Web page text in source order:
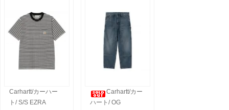
Carhartt/カーハー
ト/ S/S EZRA
Carhartt/カー
ハート/ OG